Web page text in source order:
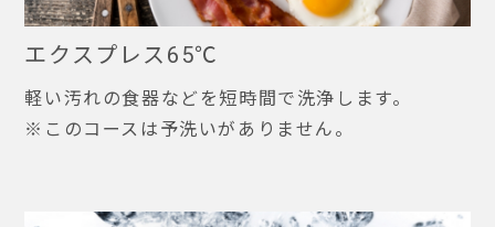
エクスプレス65℃
軽い汚れの食器などを短時間で洗浄します。
※このコースは予洗いがありません。